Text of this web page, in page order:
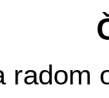
radom